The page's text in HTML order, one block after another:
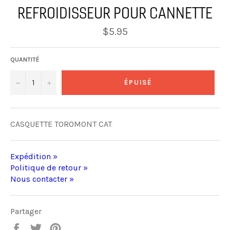
REFROIDISSEUR POUR CANNETTE
Prix
régulier
$5.95
QUANTITÉ
− + ÉPUISÉ
CASQUETTE TOROMONT CAT
Expédition »
Politique de retour »
Nous contacter »
Partager
PartagerTweeter